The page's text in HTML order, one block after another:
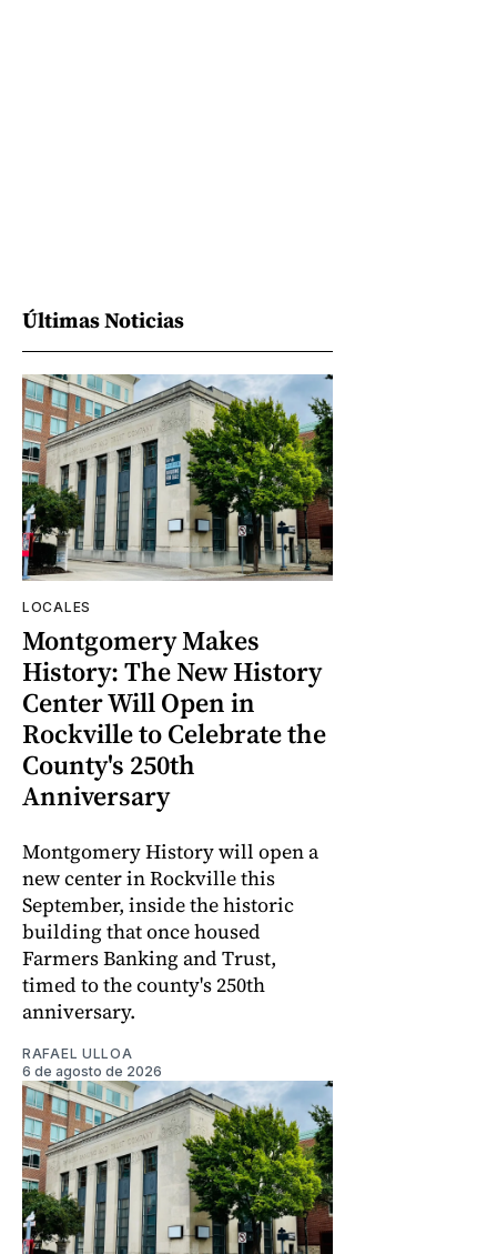
Últimas Noticias
LOCALES
Montgomery Makes
History: The New History
Center Will Open in
Rockville to Celebrate the
County's 250th
Anniversary
Montgomery History will open a
new center in Rockville this
September, inside the historic
building that once housed
Farmers Banking and Trust,
timed to the county's 250th
anniversary.
RAFAEL ULLOA
6 de agosto de 2026